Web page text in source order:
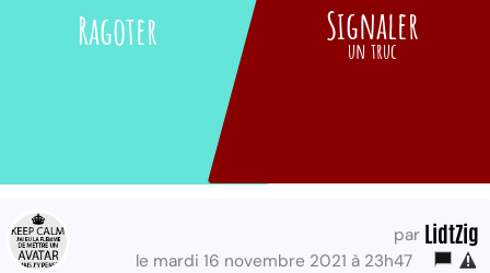
Ragoter Signaler
un truc
par LidtZig
le mardi 16 novembre 2021 à 23h47